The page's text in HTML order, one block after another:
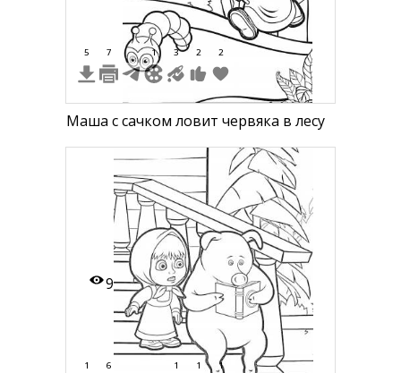
5 7 1 3 2 2
Маша с сачком ловит червяка в лесу
9
1 6 1 1 1